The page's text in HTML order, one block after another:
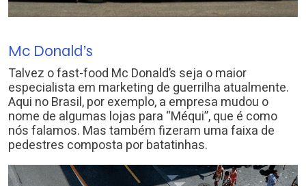
Mc Donald’s
Talvez o fast-food Mc Donald’s seja o maior
especialista em marketing de guerrilha atualmente.
Aqui no Brasil, por exemplo, a empresa mudou o
nome de algumas lojas para “Méqui”, que é como
nós falamos. Mas também fizeram uma faixa de
pedestres composta por batatinhas.